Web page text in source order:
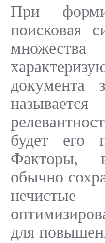
При
поисковая
документа
будет его
Факторы,
обычно
для